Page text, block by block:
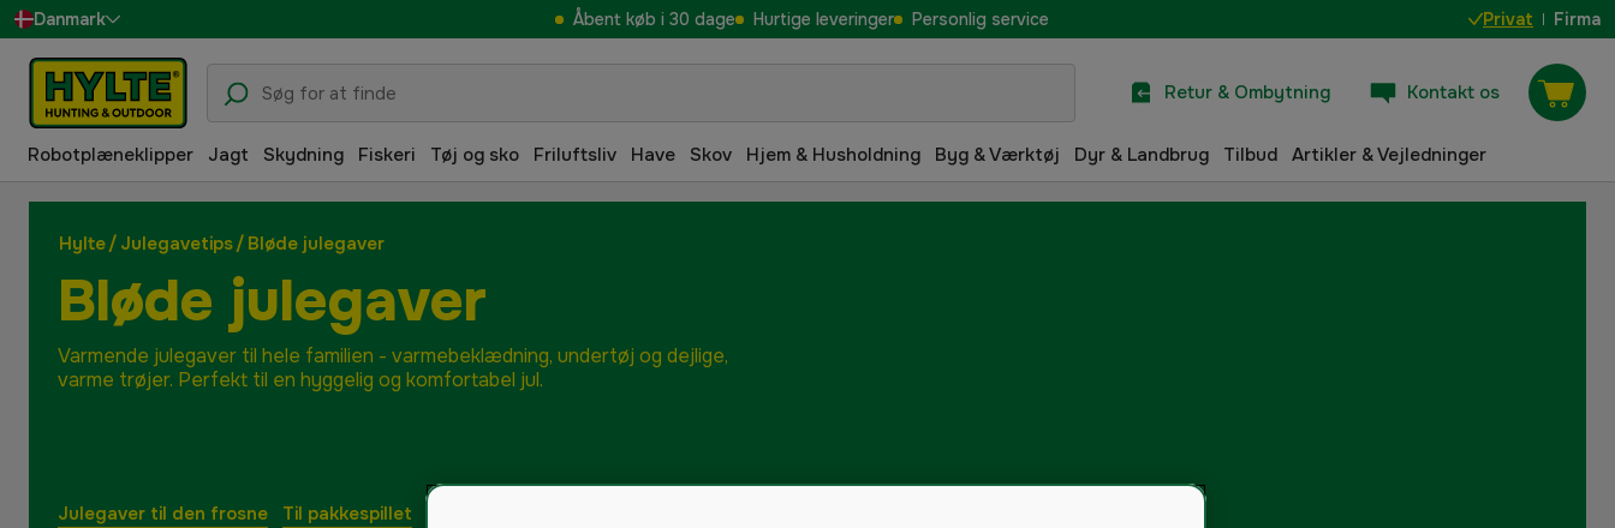
Danmark
Sverige
Suomi
Norge
Åbent køb i 30 dage Hurtige leveringer Personlig service Privat Firma
Retur & Ombytning Kontakt os
Robotplæneklipper Jagt Skydning Fiskeri Tøj og sko Friluftsliv Have Skov Hjem & Husholdning Byg & Værktøj Dyr & Landbrug Tilbud Artikler & Vejledninger
Hylte/ Julegavetips/ Bløde julegaver
Bløde julegaver
Varmende julegaver til hele familien - varmebeklædning, undertøj og dejlige,
varme trøjer. Perfekt til en hyggelig og komfortabel jul.
Julegaver til den frosne Til pakkespillet